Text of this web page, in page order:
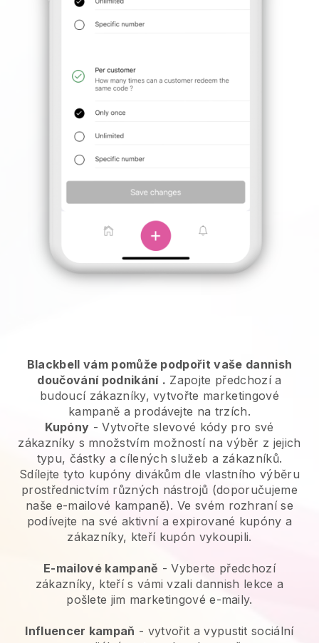
Blackbell vám pomůže podpořit vaše dannish
doučování podnikání . Zapojte předchozí a
budoucí zákazníky, vytvořte marketingové
kampaně a prodávejte na trzích.
Kupóny - Vytvořte slevové kódy pro své
zákazníky s množstvím možností na výběr z jejich
typu, částky a cílených služeb a zákazníků.
Sdílejte tyto kupóny divákům dle vlastního výběru
prostřednictvím různých nástrojů (doporučujeme
naše e-mailové kampaně). Ve svém rozhraní se
podívejte na své aktivní a expirované kupóny a
zákazníky, kteří kupón vykoupili.
E-mailové kampaně -Vyberte předchozí
zákazníky, kteří s vámi vzali dannish lekce a
pošlete jim marketingové e-maily.
Influencer kampaň - vytvořit a vypustit sociální